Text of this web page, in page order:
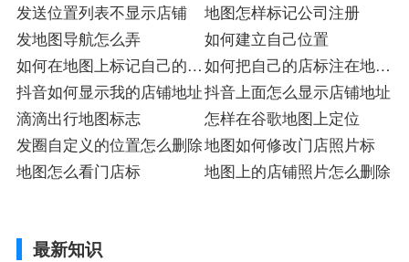
发送位置列表不显示店铺
地图怎样标记公司注册
发地图导航怎么弄
如何建立自己位置
如何在地图上标记自己的厂
店铺
如何把自己的店标注在地图
上铺店
抖音如何显示我的店铺地址抖音上面怎么显示店铺地址
滴滴出行地图标志
怎样在谷歌地图上定位
发圈自定义的位置怎么删除地图如何修改门店照片标
地图怎么看门店标
地图上的店铺照片怎么删除
最新知识